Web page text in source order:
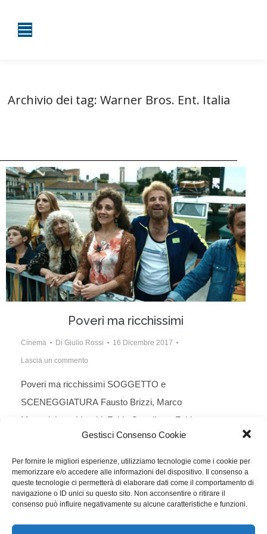
Gestisci Consenso Cookie
Per fornire le migliori esperienze, utilizziamo tecnologie come i cookie per
memorizzare e/o accedere alle informazioni del dispositivo. Il consenso a
queste tecnologie ci permetterà di elaborare dati come il comportamento di
navigazione o ID unici su questo sito. Non acconsentire o ritirare il
consenso può influire negativamente su alcune caratteristiche e funzioni.
Archivio dei tag: Warner Bros. Ent. Italia
Poveri ma ricchissimi
Cinema Di Giulio Rossi 16 Dicembre 2017
Lascia un commento
Poveri ma ricchissimi SOGGETTO e
SCENEGGIATURA Fausto Brizzi, Marco
Martani, Luca Vecchi, Fabio Guaglione, Fabio
Resinaro. Questo Natale torna la famiglia Tucci,
passione nuova: la politica. Ai Tucci l’ostentazione del
lusso non basta più, hanno capito che la vera svolta è
il potere. E così decidono di indire un…